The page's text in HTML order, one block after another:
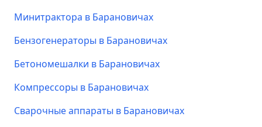
Минитрактора в Барановичах
Бензогенераторы в Барановичах
Бетономешалки в Барановичах
Компрессоры в Барановичах
Сварочные аппараты в Барановичах